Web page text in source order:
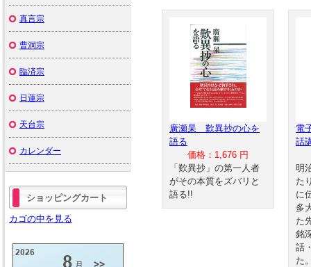
廣瀬杲 歎異抄の心を
語る
価格：1,676 円
「歎異抄」の第一人者
がその本質をズバリと
語る!!
電
話
明
た
に
多
た
銘
話
た
真言宗
曹洞宗
臨済宗
日蓮宗
天台宗
カレンダー
ショッピングカート
カゴの中を見る